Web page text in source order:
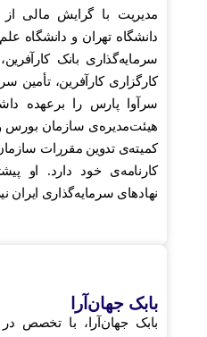
مدیریت با گرایش مالی
دانشگاه تهران و ‌‏دانشگاه
سرمایه‌گذاری بانک
کارگزاری ‏کارآفرین، تأمین
سرآوا پارس را برعهده
هیئت‌مدیره‌ی سازمان بورس
کمیته‌ی تدوین مقررات
کارنامه‌ی خود دارد. ‏او
‏نهادهای سرمایه‌گذاری ایران
بابک جهان‌آرا
بابک جهان‌آرا، با تخصص